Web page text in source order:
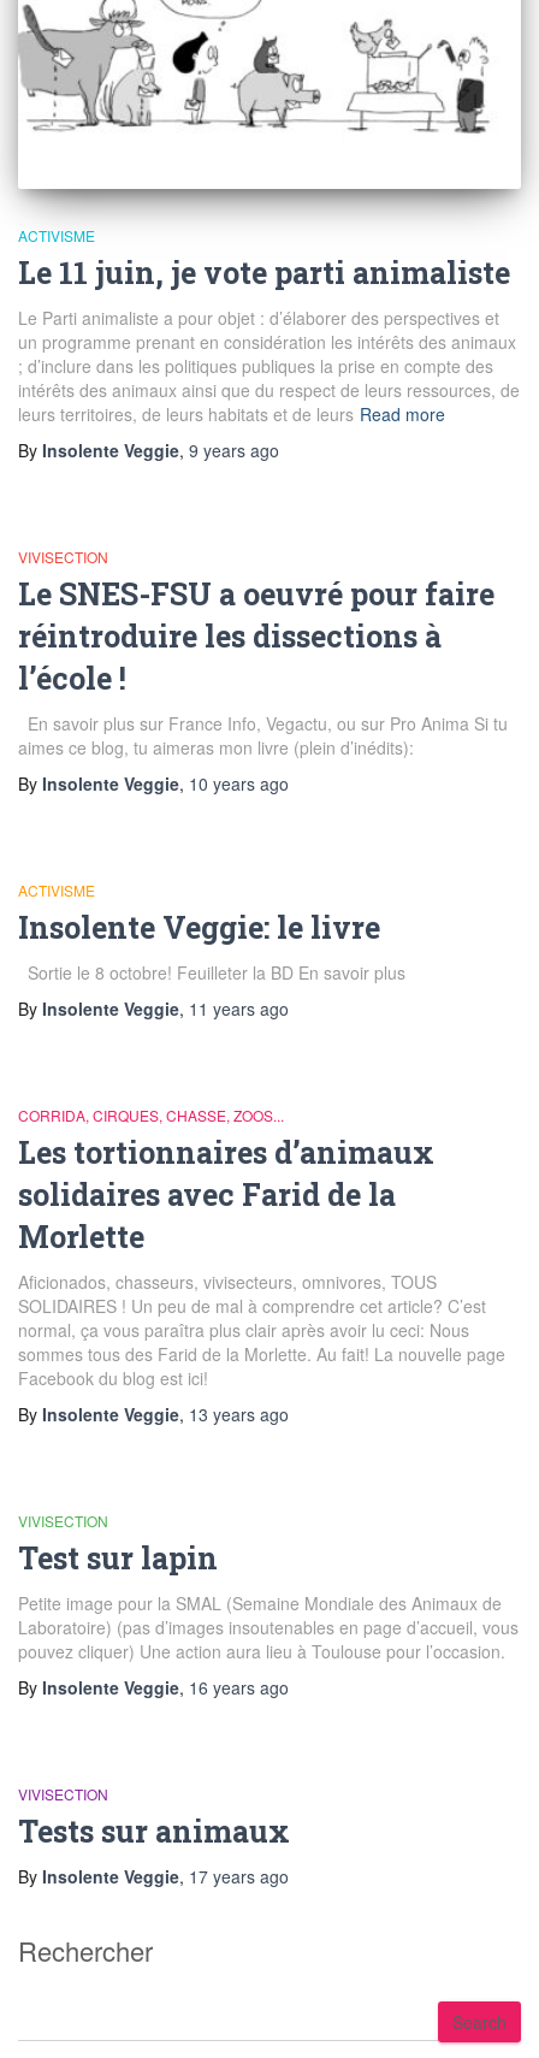
ACTIVISME
Le 11 juin, je vote parti animaliste
Le Parti animaliste a pour objet : d’élaborer des perspectives et
un programme prenant en considération les intérêts des animaux
; d’inclure dans les politiques publiques la prise en compte des
intérêts des animaux ainsi que du respect de leurs ressources, de
leurs territoires, de leurs habitats et de leurs Read more
By Insolente Veggie, 9 years ago
VIVISECTION
Le SNES-FSU a oeuvré pour faire
réintroduire les dissections à
l’école !
En savoir plus sur France Info, Vegactu, ou sur Pro Anima Si tu
aimes ce blog, tu aimeras mon livre (plein d’inédits):
By Insolente Veggie, 10 years ago
ACTIVISME
Insolente Veggie: le livre
Sortie le 8 octobre! Feuilleter la BD En savoir plus
By Insolente Veggie, 11 years ago
CORRIDA, CIRQUES, CHASSE, ZOOS...
Les tortionnaires d’animaux
solidaires avec Farid de la
Morlette
Aficionados, chasseurs, vivisecteurs, omnivores, TOUS
SOLIDAIRES ! Un peu de mal à comprendre cet article? C’est
normal, ça vous paraîtra plus clair après avoir lu ceci: Nous
sommes tous des Farid de la Morlette. Au fait! La nouvelle page
Facebook du blog est ici!
By Insolente Veggie, 13 years ago
VIVISECTION
Test sur lapin
Petite image pour la SMAL (Semaine Mondiale des Animaux de
Laboratoire) (pas d’images insoutenables en page d’accueil, vous
pouvez cliquer) Une action aura lieu à Toulouse pour l’occasion.
By Insolente Veggie, 16 years ago
VIVISECTION
Tests sur animaux
By Insolente Veggie, 17 years ago
Rechercher
e
Search